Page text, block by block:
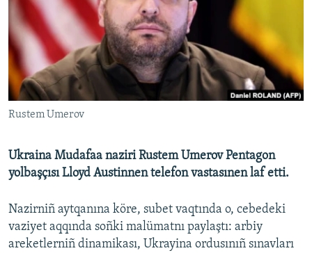
FİKİR
Русский
Українською
QOŞULIÑIZ!
RFE/RS bütün saytları
Rustem Umerov
Ukraina Mudafaa naziri Rustem Umerov Pentagon
yolbaşçısı Lloyd Austinnen telefon vastasınen laf etti.
Nazirniñ aytqanına köre, subet vaqtında o, cebedeki
vaziyet aqqında soñki malümatnı paylaştı: arbiy
areketlerniñ dinamikası, Ukrayina ordusınıñ sınavları